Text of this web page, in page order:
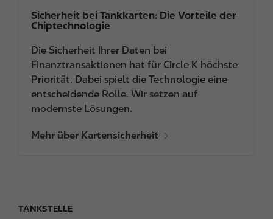
Sicherheit bei Tankkarten: Die Vorteile der
Chiptechnologie
Die Sicherheit Ihrer Daten bei
Finanztransaktionen hat für Circle K höchste
Priorität. Dabei spielt die Technologie eine
entscheidende Rolle. Wir setzen auf
modernste Lösungen.
Mehr über Kartensicherheit
F
TANKSTELLE